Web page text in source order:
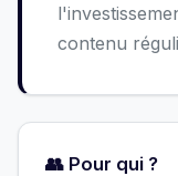
contenu
👥 Pour qui ?